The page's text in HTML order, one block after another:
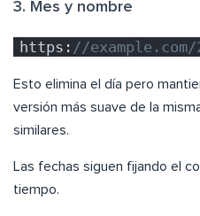
3. Mes y nombre
https: //
Esto elimina el día pero
versión más suave de la
similares.
Las fechas siguen fijando el
tiempo.